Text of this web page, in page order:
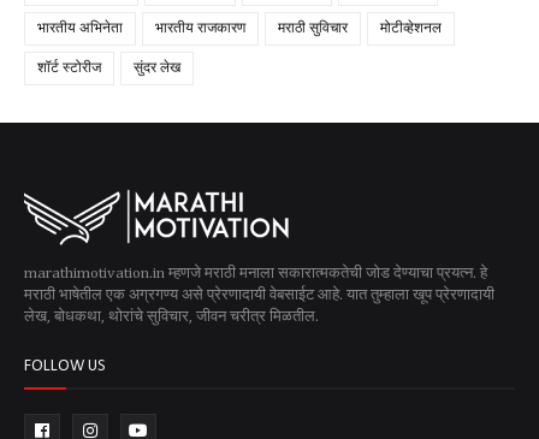
भारतीय अभिनेता भारतीय राजकारण मराठी सुविचार मोटीव्हेशनल
शॉर्ट स्टोरीज सुंदर लेख
marathimotivation.in म्हणजे मराठी मनाला सकारात्मकतेची जोड देण्याचा प्रयत्न. हे
मराठी भाषेतील एक अग्रगण्य असे प्रेरणादायी वेबसाईट आहे. यात तुम्हाला खूप प्रेरणादायी
लेख, बोधकथा, थोरांचे सुविचार, जीवन चरीत्र मिळतील.
FOLLOW US